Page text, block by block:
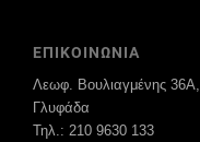
ΕΠΙΚΟΙΝΩΝΙΑ
Λεωφ. Βουλιαγμένης 36Α,
Γλυφάδα
Τηλ.: 210 9630 133